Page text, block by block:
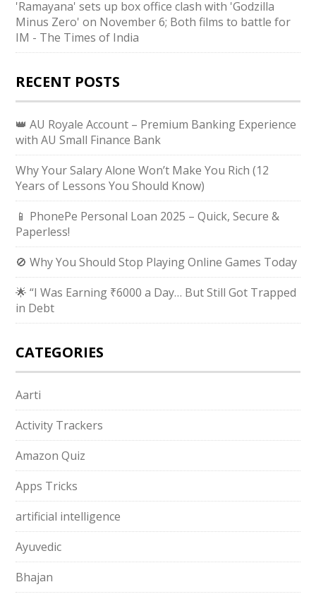
'Ramayana' sets up box office clash with 'Godzilla
Minus Zero' on November 6; Both films to battle for
IM - The Times of India
RECENT POSTS
👑 AU Royale Account – Premium Banking Experience
with AU Small Finance Bank
Why Your Salary Alone Won’t Make You Rich (12
Years of Lessons You Should Know)
📱 PhonePe Personal Loan 2025 – Quick, Secure &
Paperless!
🚫 Why You Should Stop Playing Online Games Today
🌟 “I Was Earning ₹6000 a Day… But Still Got Trapped
in Debt
CATEGORIES
Aarti
Activity Trackers
Amazon Quiz
Apps Tricks
artificial intelligence
Ayuvedic
Bhajan